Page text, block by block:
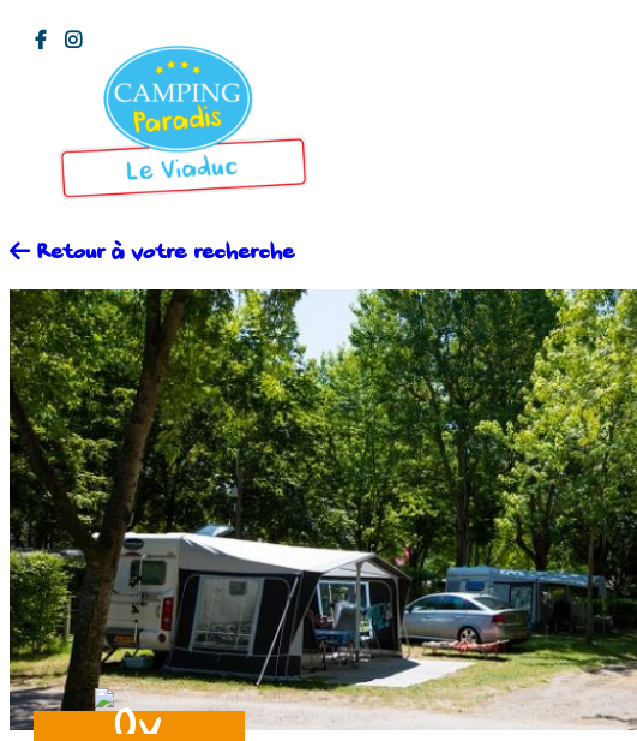
Retour à votre recherche